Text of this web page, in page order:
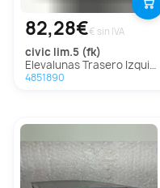
82,28€€ sin IVA
civic lim.5 (fk)
Elevalunas Trasero Izquierdo Para Honda Civic Lim.5
4851890